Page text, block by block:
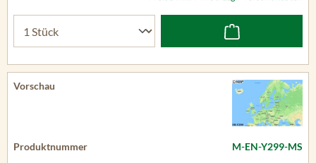
M-EN-Y299-MS